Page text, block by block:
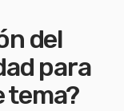
del
para
tema?